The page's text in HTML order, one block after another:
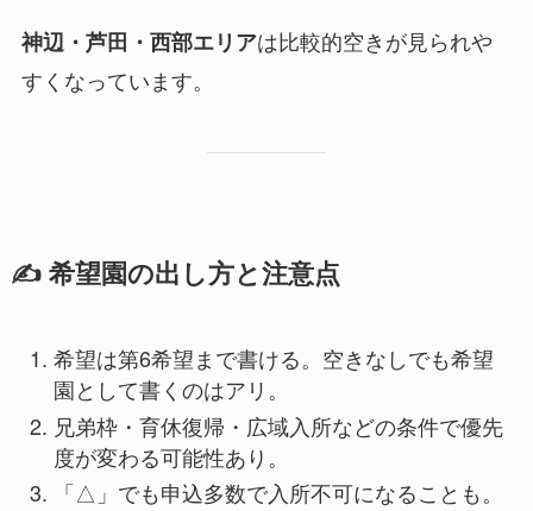
神辺・芦田・西部エリアは比較的空きが見られや
すくなっています。
✍️ 希望園の出し方と注意点
希望は第6希望まで書ける。空きなしでも希望
園として書くのはアリ。
兄弟枠・育休復帰・広域入所などの条件で優先
度が変わる可能性あり。
「△」でも申込多数で入所不可になることも。